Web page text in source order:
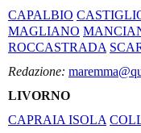
CAPALBIO
MAGLIANO
ROCCASTRADA
Redazione:
LIVORNO
CAPRAIA ISOLA